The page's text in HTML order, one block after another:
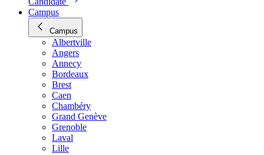
Campus
Campus
Albertville
Angers
Annecy
Bordeaux
Brest
Caen
Chambéry
Grand Genève
Grenoble
Laval
Lille